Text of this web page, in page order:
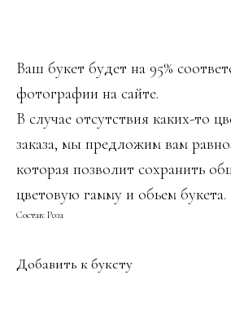
Ваш букет будет на 95%
фотографии на сайте.
В случае отсутствия каких-то
заказа, мы предложим вам
которая позволит сохранить
цветовую гамму и обьем букета.
Состав: Роза
Добавить к букету